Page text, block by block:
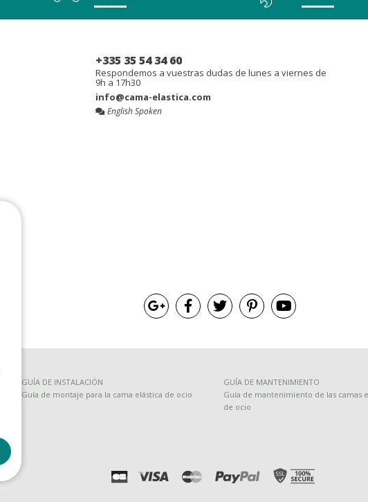
+335 35 54 34 60
Respondemos a vuestras dudas de lunes a viernes de
9h a 17h30
info@cama-elastica.com
English Spoken
GUÍA DE INSTALACIÓN
Guía de montaje para la cama elástica de ocio
GUÍA DE MANTENIMIENTO
Guía de mantenimiento de las camas
de ocio